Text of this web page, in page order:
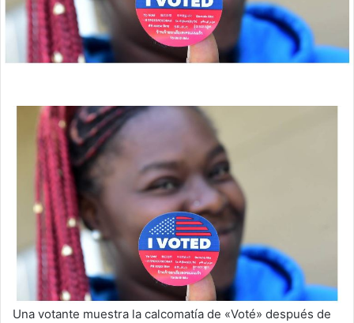
Una votante muestra la calcomatía de «Voté» después de